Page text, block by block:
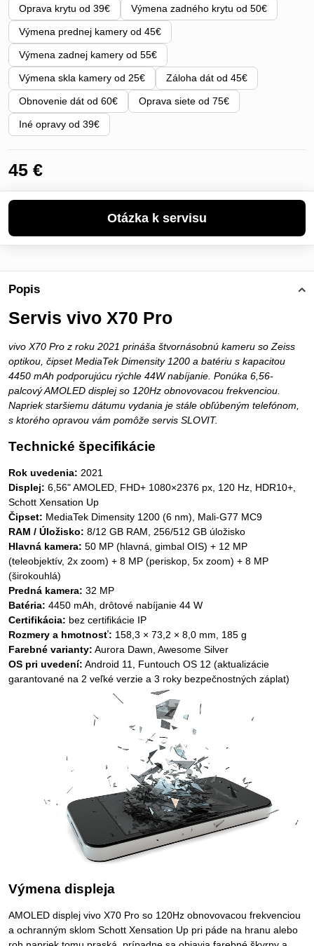
Oprava krytu od 39€ Výmena zadného krytu od 50€
Výmena prednej kamery od 45€
Výmena zadnej kamery od 55€
Výmena skla kamery od 25€ Záloha dát od 45€
Obnovenie dát od 60€ Oprava siete od 75€
Iné opravy od 39€
45 €
Popis
Servis vivo X70 Pro
vivo X70 Pro z roku 2021 prináša štvornásobnú kameru so Zeiss
optikou, čipset MediaTek Dimensity 1200 a batériu s kapacitou
4450 mAh podporujúcu rýchle 44W nabíjanie. Ponúka 6,56-
palcový AMOLED displej so 120Hz obnovovacou frekvenciou.
Napriek staršiemu dátumu vydania je stále obľúbeným telefónom,
s ktorého opravou vám pomôže servis SLOVIT.
Technické špecifikácie
Rok uvedenia: 2021
Displej: 6,56" AMOLED, FHD+ 1080×2376 px, 120 Hz, HDR10+,
Schott Xensation Up
Čipset: MediaTek Dimensity 1200 (6 nm), Mali-G77 MC9
RAM / Úložisko: 8/12 GB RAM, 256/512 GB úložisko
Hlavná kamera: 50 MP (hlavná, gimbal OIS) + 12 MP
(teleobjektív, 2x zoom) + 8 MP (periskop, 5x zoom) + 8 MP
(širokouhlá)
Predná kamera: 32 MP
Batéria: 4450 mAh, drôtové nabíjanie 44 W
Certifikácia: bez certifikácie IP
Rozmery a hmotnosť: 158,3 × 73,2 × 8,0 mm, 185 g
Farebné varianty: Aurora Dawn, Awesome Silver
OS pri uvedení: Android 11, Funtouch OS 12 (aktualizácie
garantované na 2 veľké verzie a 3 roky bezpečnostných záplat)
Výmena displeja
AMOLED displej vivo X70 Pro so 120Hz obnovovacou frekvenciou
a ochranným sklom Schott Xensation Up pri páde na hranu alebo